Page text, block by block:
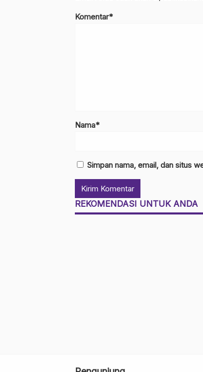
Komentar*
Nama*
Simpan nama, email, dan situs
REKOMENDASI UNTUK ANDA